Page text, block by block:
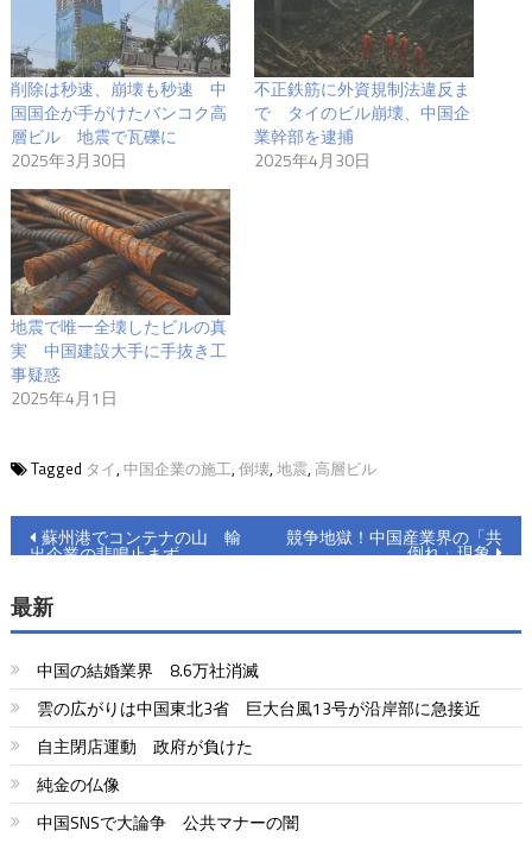
削除は秒速、崩壊も秒速 中
国国企が手がけたバンコク高
層ビル 地震で瓦礫に
2025年3月30日
不正鉄筋に外資規制法違反ま
で タイのビル崩壊、中国企
業幹部を逮捕
2025年4月30日
地震で唯一全壊したビルの真
実 中国建設大手に手抜き工
事疑惑
2025年4月1日
Tagged タイ, 中国企業の施工, 倒壊, 地震, 高層ビル
投
ナ
ビ
ゲ
ー
シ
ョ
蘇州港でコンテナの山 輸
出企業の悲鳴止まず
競争地獄！中国産業界の「共
倒れ」現象
最新
中国の結婚業界 8.6万社消滅
雲の広がりは中国東北3省 巨大台風13号が沿岸部に急接近
自主閉店運動 政府が負けた
純金の仏像
中国SNSで大論争 公共マナーの闇